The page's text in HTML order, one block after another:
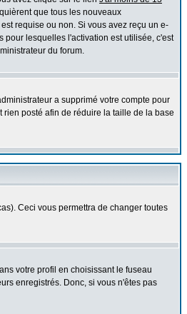
que tous les nouveaux
requise ou non. Si vous avez reçu un e-
pour lesquelles l'activation est utilisée, c'est
du forum.
a supprimé votre compte pour
posté afin de réduire la taille de la base
Ceci vous permettra de changer toutes
votre profil en choisissant le fuseau
enregistrés. Donc, si vous n'êtes pas